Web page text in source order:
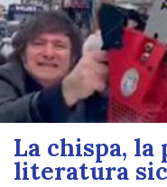
La chispa, la
literatura